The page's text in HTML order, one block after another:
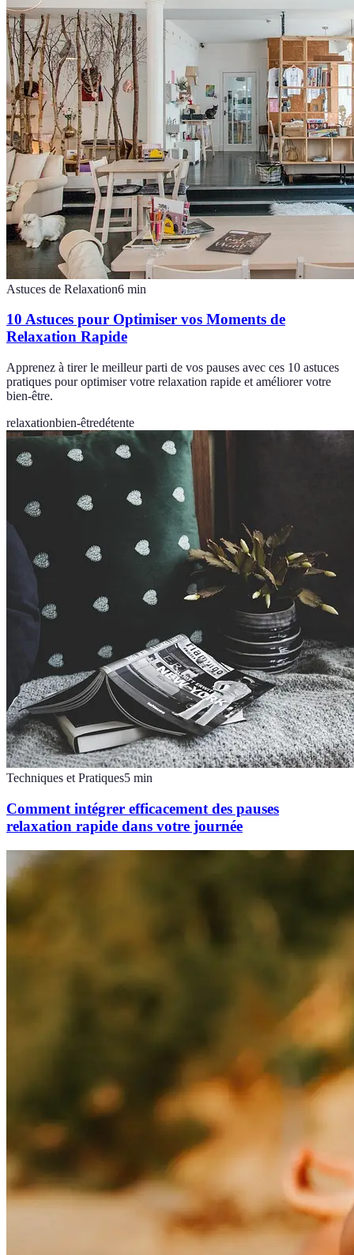
Astuces de Relaxation6 min
10 Astuces pour Optimiser vos Moments de
Relaxation Rapide
Apprenez à tirer le meilleur parti de vos pauses avec ces 10 astuces
pratiques pour optimiser votre relaxation rapide et améliorer votre
bien-être.
relaxationbien-êtredétente
Techniques et Pratiques5 min
Comment intégrer efficacement des pauses
relaxation rapide dans votre journée